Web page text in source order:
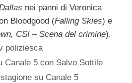
nei panni di Veronica
Bloodgood (Falling Skies) e
CSI – Scena del crimine).
poliziesca
Canale 5 con Salvo Sottile
su Canale 5